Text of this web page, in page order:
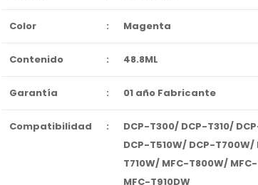
Color : Magenta
Contenido : 48.8ML
Garantía : 01 año Fabricante
Compatibilidad :
DCP-T300/ DCP-T310/
DCP-T510W/ DCP-T700W/
T710W/ MFC-T800W/
MFC-T910DW